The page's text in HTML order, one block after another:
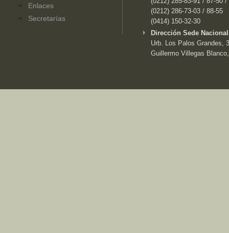
Enlaces
Secretarías
(0212) 286-73-03 / 88-55
(0414) 150-32-30
Dirección Sede
Urb. Los Palos Grandes,
Guillermo Villegas